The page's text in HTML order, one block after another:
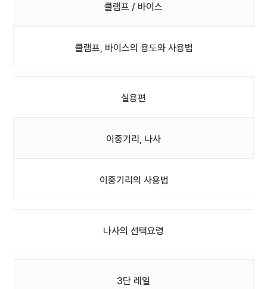
클램프 / 바이스
클램프, 바이스의 용도와 사용법
실용편
이중기리, 나사
이중기리의 사용법
나사의 선택요령
3단 레일